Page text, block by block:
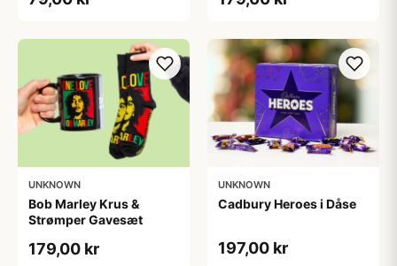
UNKNOWN
Bob Marley Krus &
Strømper Gavesæt
179,00 kr
UNKNOWN
Cadbury Heroes i Dåse
197,00 kr